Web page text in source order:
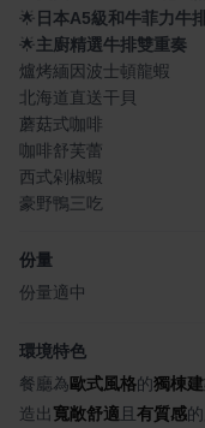
🌟 日本A5級和牛菲力牛
🌟主廚精選牛排雙重奏
爐烤緬因波士頓龍蝦
北海道直送干貝
蘑菇式咖啡
咖啡舒芙蕾
西式剁椒蝦
豪野鴨三吃
份量
份量適中
環境特色
餐廳為歐式風格的獨棟
造出寬敞舒適 且 有質感